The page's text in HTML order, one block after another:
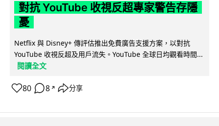
對抗 YouTube 收視反超專家警告存隱
憂
Netflix 與 Disney+ 傳評估推出免費廣告支援方案，以對抗
YouTube 收視反超及用戶流失。YouTube 全球日均觀看時間...
閱讀全文
80 8 ↗ 分享